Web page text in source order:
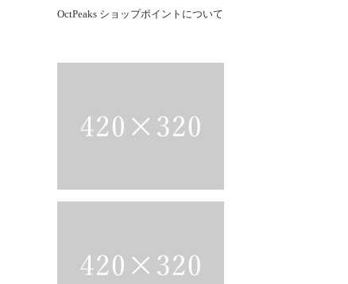
OctPeaks ショップポイントについて